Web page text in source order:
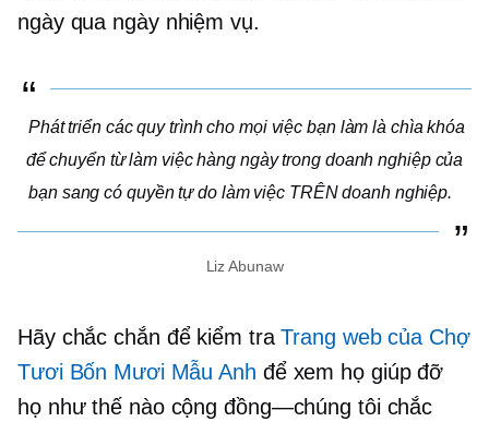
ngày qua ngàynhiệm vụ.
Phát triển các quy trình cho mọi việc bạn làm là chìa khóa
để chuyển từ làm việc hàng ngày trong doanh nghiệp của
bạn sang có quyền tự do làm việc TRÊN doanh nghiệp.
Liz Abunaw
Hãy chắc chắn để kiểm traTrang web của Chợ
Tươi Bốn Mươi Mẫu Anh để xem họ giúp đỡ
họ như thế nào cộng đồng—chúng tôichắc